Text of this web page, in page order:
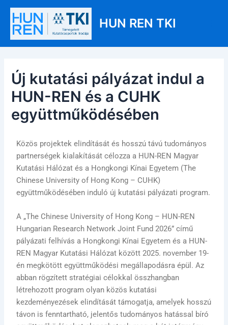
Skip
content
HUN REN TKI
Új kutatási pályázat indul a
HUN-REN és a CUHK
együttműködésében
Közös projektek elindítását és hosszú távú tudományos
partnerségek kialakítását célozza a HUN-REN Magyar
Kutatási Hálózat és a Hongkongi Kínai Egyetem (The
Chinese University of Hong Kong – CUHK)
együttműködésében induló új kutatási pályázati program.
A „The Chinese University of Hong Kong – HUN-REN
Hungarian Research Network Joint Fund 2026” című
pályázati felhívás a Hongkongi Kínai Egyetem és a HUN-
REN Magyar Kutatási Hálózat között 2025. november 19-
én megkötött együttműködési megállapodásra épül. Az
abban rögzített stratégiai célokkal összhangban
létrehozott program olyan közös kutatási
kezdeményezések elindítását támogatja, amelyek hosszú
távon is fenntartható, jelentős tudományos hatással bíró
Post
navigation